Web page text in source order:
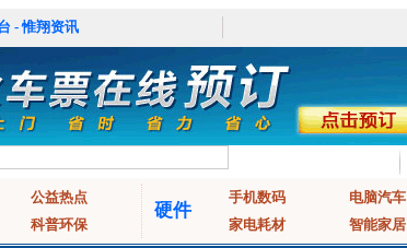
- 惟翔资讯
公益热点
科普环保
硬件
手机数码
电脑汽车
家电耗材
智能家居